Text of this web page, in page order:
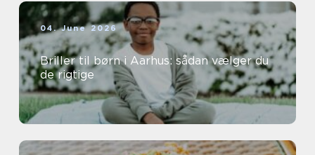
04. June 2026
Briller til børn i Aarhus: sådan vælger du
de rigtige